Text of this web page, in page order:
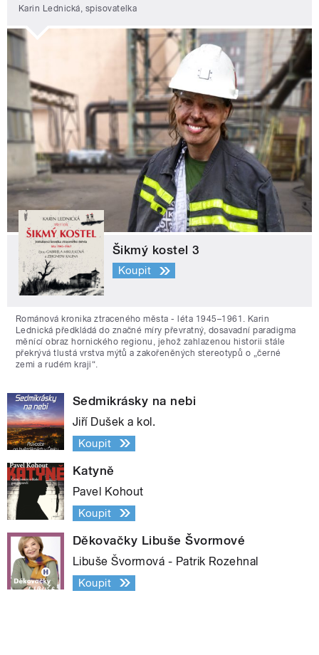
Karin Lednická, spisovatelka
Šikmý kostel 3
Koupit
Románová kronika ztraceného města - léta 1945–1961. Karin
Lednická předkládá do značné míry převratný, dosavadní paradigma
měnící obraz hornického regionu, jehož zahlazenou historii stále
překrývá tlustá vrstva mýtů a zakořeněných stereotypů o „černé
zemi a rudém kraji“.
Sedmikrásky na nebi
Jiří Dušek a kol.
Koupit
Katyně
Pavel Kohout
Koupit
Děkovačky Libuše Švormové
Libuše Švormová - Patrik Rozehnal
Koupit